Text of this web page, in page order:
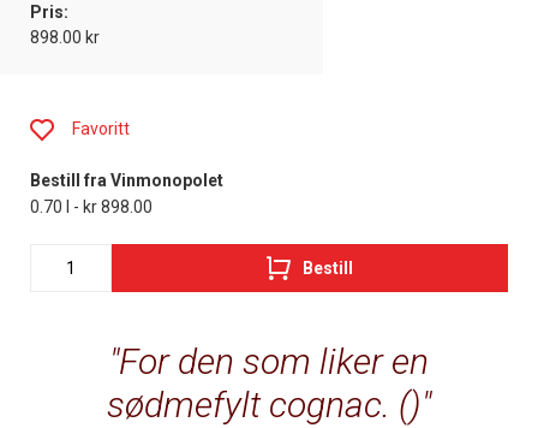
Pris:
898.00 kr
For den som liker en
sødmefylt cognac. ()
Favoritt
Bestill fra Vinmonopolet
0.70 l - kr 898.00
Bestill